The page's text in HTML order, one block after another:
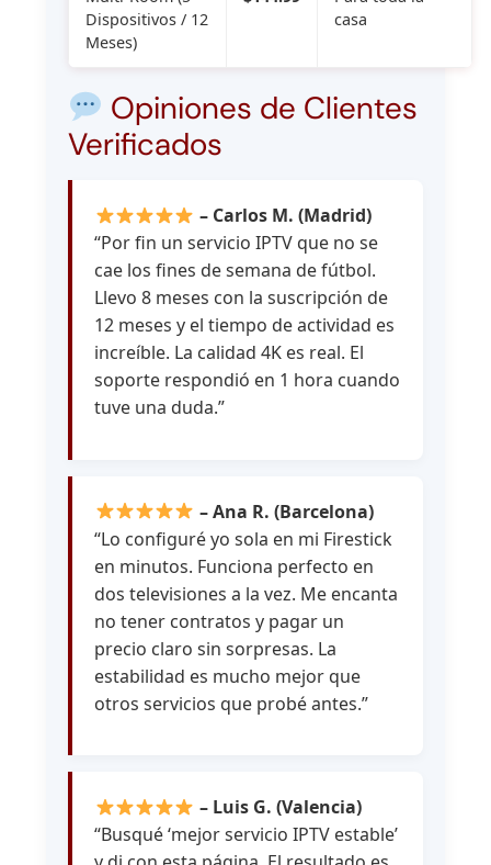
Dispositivos / 12
Meses)
casa
Opiniones de Clientes
Verificados
– Carlos M. (Madrid)
“Por fin un servicio IPTV que no se
cae los fines de semana de fútbol.
Llevo 8 meses con la suscripción de
12 meses y el tiempo de actividad es
increíble. La calidad 4K es real. El
soporte respondió en 1 hora cuando
tuve una duda.”
– Ana R. (Barcelona)
“Lo configuré yo sola en mi Firestick
en minutos. Funciona perfecto en
dos televisiones a la vez. Me encanta
no tener contratos y pagar un
precio claro sin sorpresas. La
estabilidad es mucho mejor que
otros servicios que probé antes.”
– Luis G. (Valencia)
“Busqué ‘mejor servicio IPTV estable’